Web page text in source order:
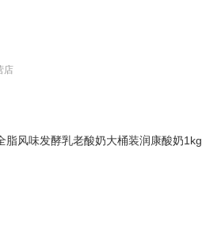
店
脂风味发酵乳老酸奶大桶装润康酸奶1kg